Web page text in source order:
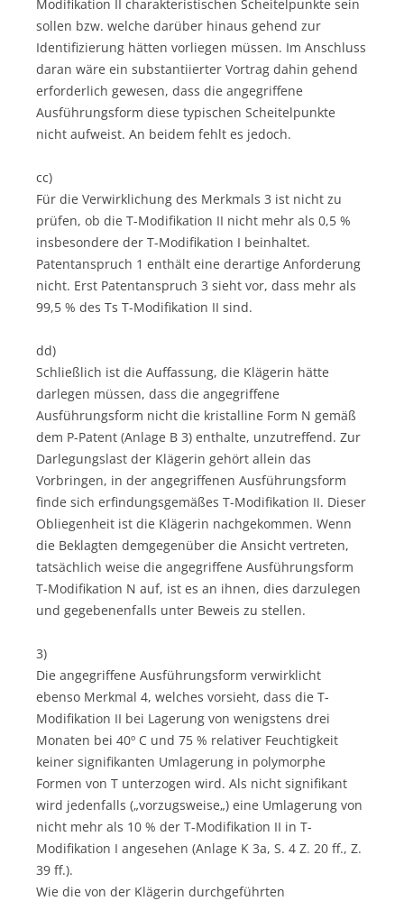
Modifikation II charakteristischen Scheitelpunkte sein
sollen bzw. welche darüber hinaus gehend zur
Identifizierung hätten vorliegen müssen. Im Anschluss
daran wäre ein substantiierter Vortrag dahin gehend
erforderlich gewesen, dass die angegriffene
Ausführungsform diese typischen Scheitelpunkte
nicht aufweist. An beidem fehlt es jedoch.
cc)
Für die Verwirklichung des Merkmals 3 ist nicht zu
prüfen, ob die T-Modifikation II nicht mehr als 0,5 %
insbesondere der T-Modifikation I beinhaltet.
Patentanspruch 1 enthält eine derartige Anforderung
nicht. Erst Patentanspruch 3 sieht vor, dass mehr als
99,5 % des Ts T-Modifikation II sind.
dd)
Schließlich ist die Auffassung, die Klägerin hätte
darlegen müssen, dass die angegriffene
Ausführungsform nicht die kristalline Form N gemäß
dem P-Patent (Anlage B 3) enthalte, unzutreffend. Zur
Darlegungslast der Klägerin gehört allein das
Vorbringen, in der angegriffenen Ausführungsform
finde sich erfindungsgemäßes T-Modifikation II. Dieser
Obliegenheit ist die Klägerin nachgekommen. Wenn
die Beklagten demgegenüber die Ansicht vertreten,
tatsächlich weise die angegriffene Ausführungsform
T-Modifikation N auf, ist es an ihnen, dies darzulegen
und gegebenenfalls unter Beweis zu stellen.
3)
Die angegriffene Ausführungsform verwirklicht
ebenso Merkmal 4, welches vorsieht, dass die T-
Modifikation II bei Lagerung von wenigstens drei
Monaten bei 40º C und 75 % relativer Feuchtigkeit
keiner signifikanten Umlagerung in polymorphe
Formen von T unterzogen wird. Als nicht signifikant
wird jedenfalls („vorzugsweise„) eine Umlagerung von
nicht mehr als 10 % der T-Modifikation II in T-
Modifikation I angesehen (Anlage K 3a, S. 4 Z. 20 ff., Z.
39 ff.).
Wie die von der Klägerin durchgeführten